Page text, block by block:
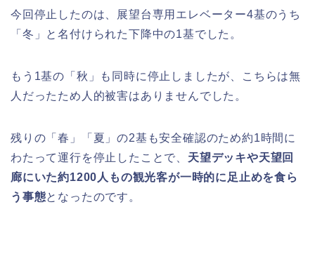
今回停止したのは、展望台専用エレベーター4基のうち
「冬」と名付けられた下降中の1基でした。
もう1基の「秋」も同時に停止しましたが、こちらは無
人だったため人的被害はありませんでした。
残りの「春」「夏」の2基も安全確認のため約1時間に
わたって運行を停止したことで、 天望デッキや天望回
廊にいた約1200人もの観光客が一時的に足止めを食ら
う事態となったのです。